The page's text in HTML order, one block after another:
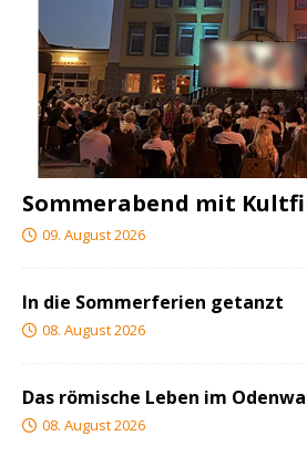
Sommerabend mit
09. August 2026
In die Sommerferien getanzt
08. August 2026
Das römische Leben im
08. August 2026